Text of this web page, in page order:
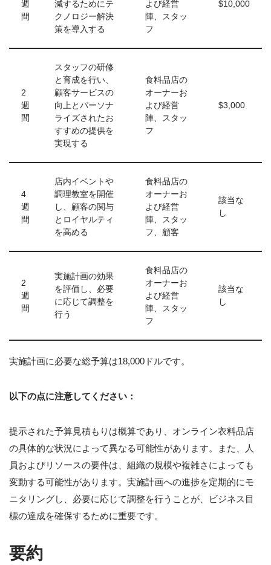
週
間
減するためにテ
クノロジー解決
策を導入する
よび経営
陣、スタッ
フ
$10,000
2
週
間
スタッフの研修
と育成を行い、
顧客サービスの
向上とパーソナ
ライズされたお
すすめの提供を
実現する
食料品店の
オーナーお
よび経営
陣、スタッ
フ
$3,000
4
週
間
店内イベントや
調理教室を開催
し、顧客の関与
とロイヤルティ
を高める
食料品店の
オーナーお
よび経営
陣、スタッ
フ、顧客
該当な
し
2
週
間
実施計画の効果
を評価し、必要
に応じて調整を
行う
食料品店の
オーナーお
よび経営
陣、スタッ
フ
該当な
し
実施計画に必要な総予算は18,000ドルです。
以下の点に注意してください：
提示された予算見積もりは概算であり、オンライン衣料品店
の具体的な状況によって異なる可能性があります。また、人
員およびリソースの要件は、組織の規模や複雑さによっても
変動する可能性があります。実施計画への進捗を定期的にモ
ニタリングし、必要に応じて調整を行うことが、ビジネス目
標の達成を確保するために重要です。
要約